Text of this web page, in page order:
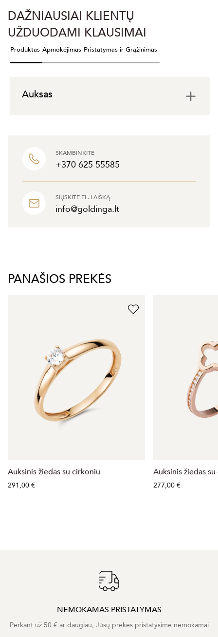
SKAMBINKITE
+370 625 55585
SIŲSKITE EL. LAIŠKĄ
info@goldinga.lt
DAŽNIAUSIAI KLIENTŲ
UŽDUODAMI KLAUSIMAI
Produktas Apmokėjimas Pristatymas ir Grąžinimas
Auksas
PANAŠIOS PREKĖS
Auksinis žiedas su cirkoniu
291,00 €
Auksinis žiedas
277,00 €
NEMOKAMAS PRISTATYMAS
Perkant už 50 € ar daugiau, Jūsų prekes pristatysime nemokamai